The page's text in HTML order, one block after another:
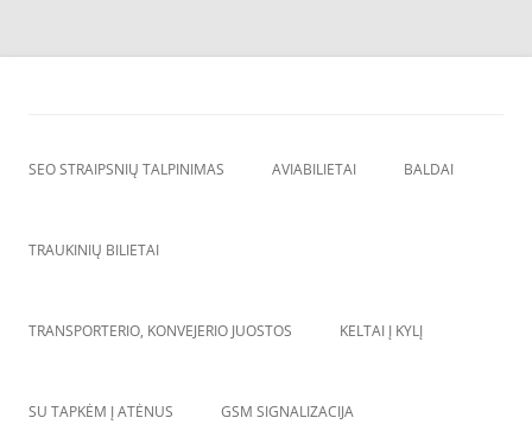
Skip
SEO STRAIPSNIŲ TALPINIMAS AVIABILIETAI BALDAI
TRAUKINIŲ BILIETAI
TRANSPORTERIO, KONVEJERIO JUOSTOS KELTAI Į KYLĮ
SU TAPKĖM Į ATĖNUS GSM SIGNALIZACIJA